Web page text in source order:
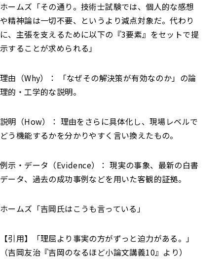
ホームズ 「その通り。技術士試験では、個人的な感想
や精神論は一切不要、というより減点対象だ。代わり
に、主張を支えるために以下の『3要素』をセットで提
示することが求められる」
理由（Why）： 「なぜその解決策が有効なのか」の論
理的・工学的な説明。
説明（How）： 理由をさらに具体化し、現場レベルで
どう機能するかを分かりやすく言い換えたもの。
例示・データ（Evidence）： 現実の事象、最新の白書
データ、過去の成功事例などを用いた客観的証拠。
ホームズ 「吉岡氏はこうも言っている」
【引用】
「理屈より事実の方がずっと迫力がある。」
（吉岡友治『吉岡のなるほど小論文講義10』より）